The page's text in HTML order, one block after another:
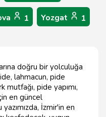
1 Yozgat 1
doğru bir yolculuğa
lahmacun, pide
mutfağı, pide yapımı,
en güncel
yazımızda, İzmir'in en